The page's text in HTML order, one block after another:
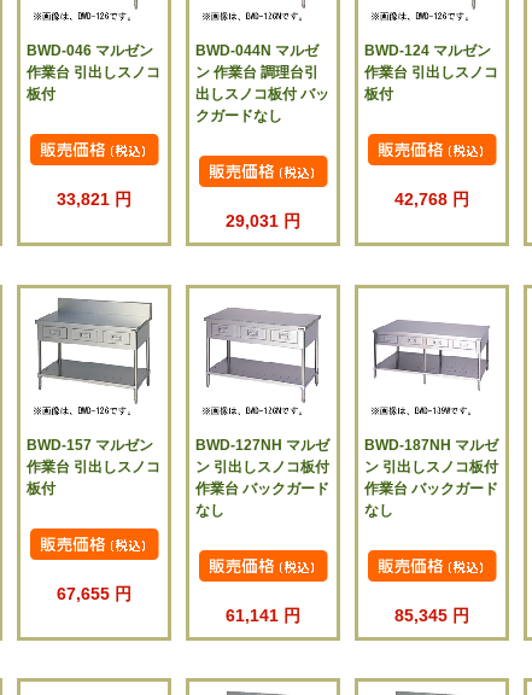
BWD-046 マルゼン
作業台 引出しスノコ
板付
33,821 円
BWD-044N マルゼ
ン 作業台 調理台引
出しスノコ板付 バッ
クガードなし
29,031 円
BWD-124 マルゼン
作業台 引出しスノコ
板付
42,768 円
BWD-157 マルゼン
作業台 引出しスノコ
板付
67,655 円
BWD-127NH マルゼ
ン 引出しスノコ板付
作業台 バックガード
なし
61,141 円
BWD-187NH マルゼ
ン 引出しスノコ板付
作業台 バックガード
なし
85,345 円